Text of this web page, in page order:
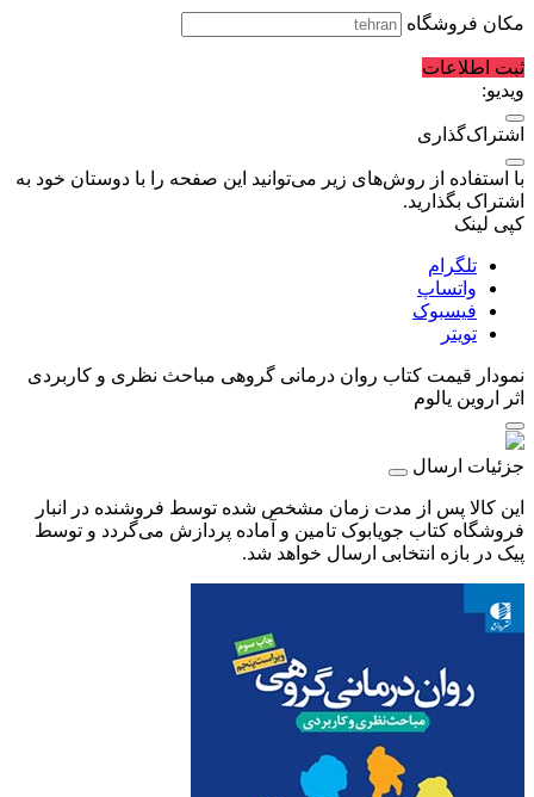
مکان فروشگاه
ثبت اطلاعات
ویدیو:
اشتراک‌گذاری
با استفاده از روش‌های زیر می‌توانید این صفحه را با دوستان خود به
اشتراک بگذارید.
کپی لینک
تلگرام
واتساپ
فیسبوک
تویتر
نمودار قیمت کتاب روان درمانی گروهی مباحث نظری و کاربردی
اثر اروین یالوم
جزئیات ارسال
این کالا پس از مدت زمان مشخص شده توسط فروشنده در انبار
فروشگاه کتاب جویابوک تامین و آماده پردازش می‌گردد و توسط
پیک در بازه انتخابی ارسال خواهد شد.